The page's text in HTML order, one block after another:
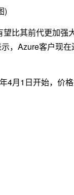
)
比其前代更加强
，Azure客户现在
4月1日开始，价格